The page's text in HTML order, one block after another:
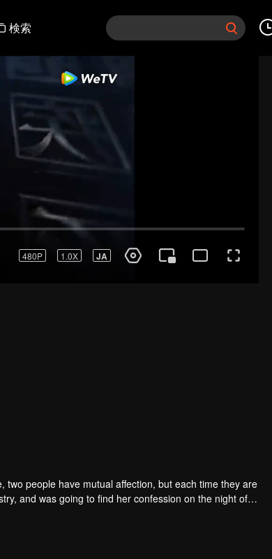
検索
people have mutual affection, but each time they are
and was going to find her confession on the night of
news of marriage with Joan. In an attempt to
began to play the fake unmarried couple. The